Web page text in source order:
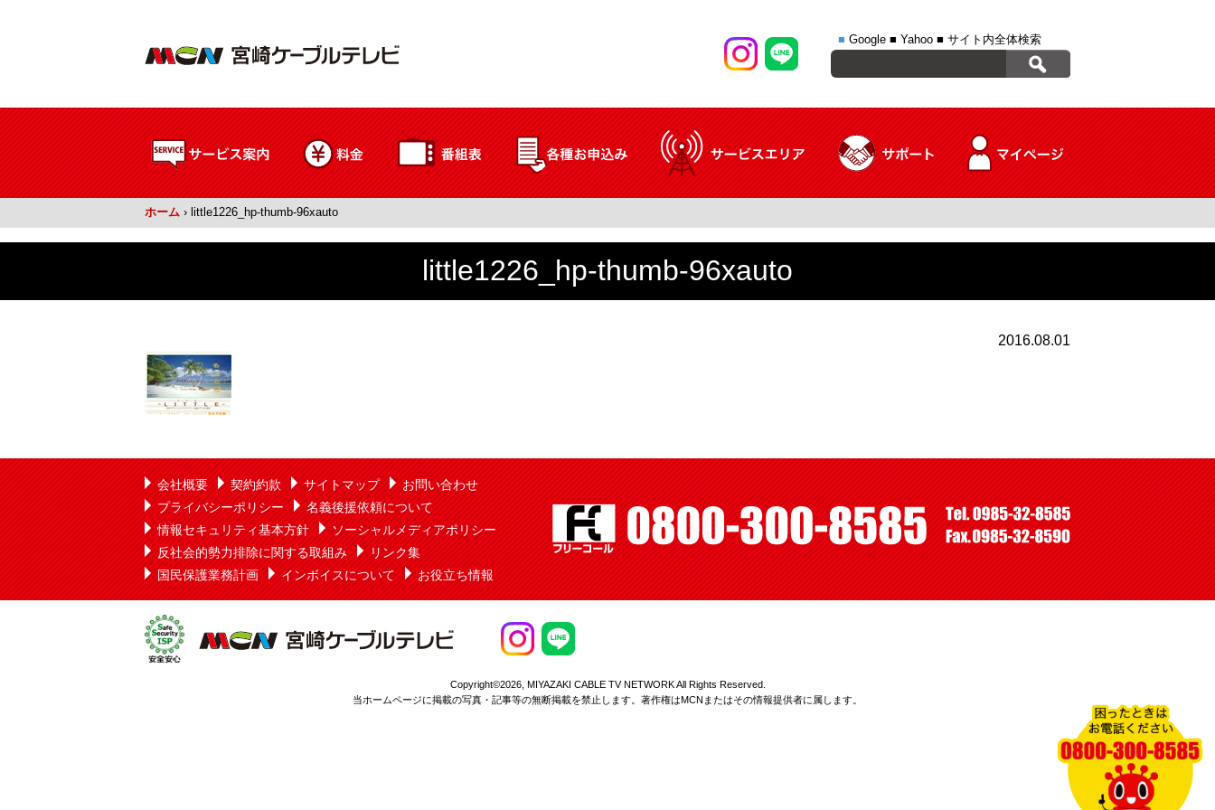
■ Google ■ Yahoo ■ サイト内全体検索
ホーム › little1226_hp-thumb-96xauto
little1226_hp-thumb-96xauto
2016.08.01
会社概要 契約約款 サイトマップ
お問い合わせ
プライバシーポリシー
名義後援依頼について
情報セキュリティ基本方針
ソーシャルメディアポリシー
反社会的勢力排除に関する取組み
リンク集
国民保護業務計画
インボイスについて お役立ち情報
Copyright©2026, MIYAZAKI CABLE TV NETWORK All Rights Reserved.
当ホームページに掲載の写真・記事等の無断掲載を禁止します。著作権はMCNまたはその情報提供者に属します。